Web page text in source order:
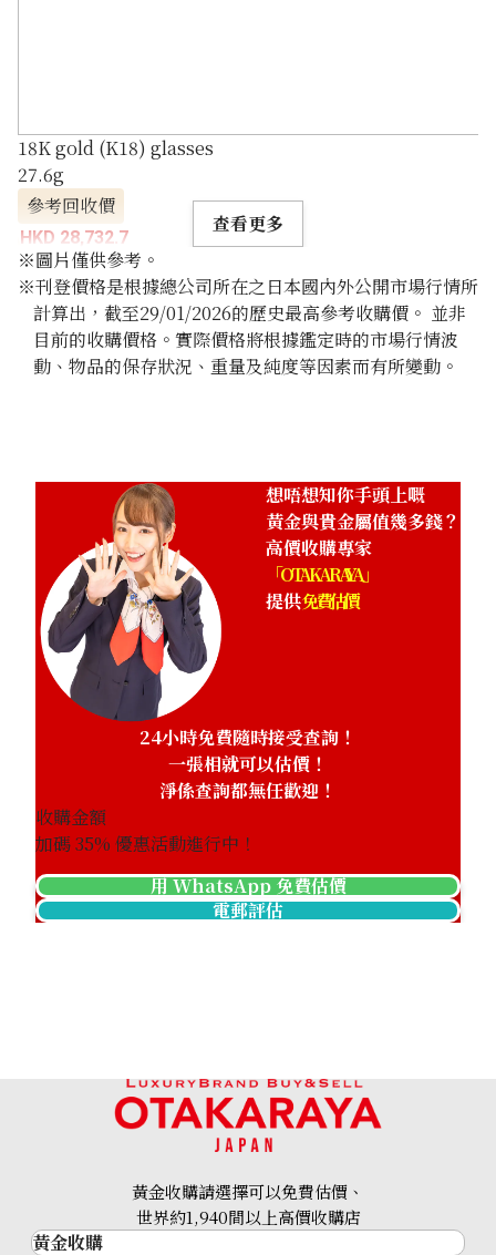
18K gold (K18) glasses
27.6g
參考回收價
HKD 28,732.7
查看更多
※圖片僅供參考。
※刊登價格是根據總公司所在之日本國內外公開市場行情所
計算出，截至29/01/2026的歷史最高參考收購價。 並非
目前的收購價格。實際價格將根據鑑定時的市場行情波
動、物品的保存狀況、重量及純度等因素而有所變動。
想唔想知你手頭上嘅
黃金與貴金屬值幾多錢？
高價收購專家
「OTAKARAYA」
提供免費估價
24小時免費隨時接受查詢！
一張相就可以估價！
淨係查詢都無任歡迎！
收購金額
加碼35% 優惠活動進行中！
用 WhatsApp 免費估價
電郵評估
黃金收購請選擇可以免費估價、
世界約1,940間以上高價收購店
黃金收購